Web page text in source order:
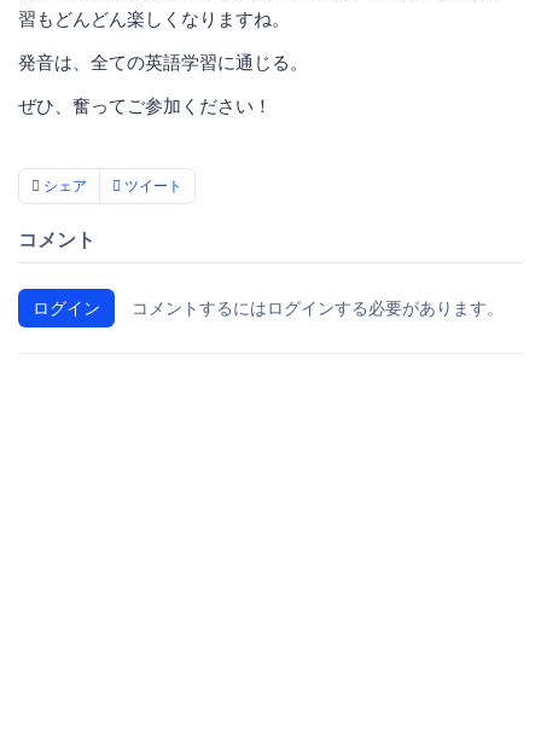
習もどんどん楽しくなりますね。
発音は、全ての英語学習に通じる。
ぜひ、奮ってご参加ください！
シェア ツイート
コメント
ログイン コメントするにはログインする必要があります。